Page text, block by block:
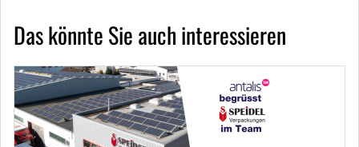
Das könnte Sie auch interessieren